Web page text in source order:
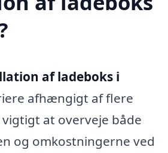
af ladeboks i
afhængigt af flere
at overveje både
og omkostningerne ved